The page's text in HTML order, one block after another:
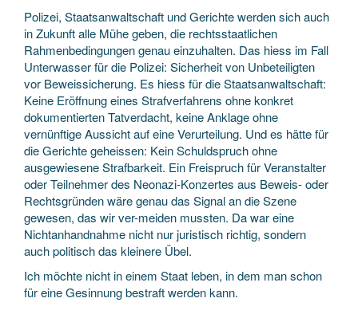
Polizei, Staatsanwaltschaft und Gerichte werden sich auch
in Zukunft alle Mühe geben, die rechtsstaatlichen
Rahmenbedingungen genau einzuhalten. Das hiess im Fall
Unterwasser für die Polizei: Sicherheit von Unbeteiligten
vor Beweissicherung. Es hiess für die Staatsanwaltschaft:
Keine Eröffnung eines Strafverfahrens ohne konkret
dokumentierten Tatverdacht, keine Anklage ohne
vernünftige Aussicht auf eine Verurteilung. Und es hätte für
die Gerichte geheissen: Kein Schuldspruch ohne
ausgewiesene Strafbarkeit. Ein Freispruch für Veranstalter
oder Teilnehmer des Neonazi-Konzertes aus Beweis- oder
Rechtsgründen wäre genau das Signal an die Szene
gewesen, das wir ver-meiden mussten. Da war eine
Nichtanhandnahme nicht nur juristisch richtig, sondern
auch politisch das kleinere Übel.
Ich möchte nicht in einem Staat leben, in dem man schon
für eine Gesinnung bestraft werden kann.